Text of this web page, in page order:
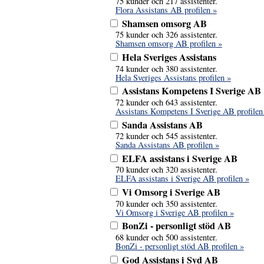
Flora Assistans AB profilen »
Shamsen omsorg AB
75 kunder och 326 assistenter.
Shamsen omsorg AB profilen »
Hela Sveriges Assistans
74 kunder och 380 assistenter.
Hela Sveriges Assistans profilen »
Assistans Kompetens I Sverige AB
72 kunder och 643 assistenter.
Assistans Kompetens I Sverige AB
Sanda Assistans AB
72 kunder och 545 assistenter.
Sanda Assistans AB profilen »
ELFA assistans i Sverige AB
70 kunder och 320 assistenter.
ELFA assistans i Sverige AB profilen »
Vi Omsorg i Sverige AB
70 kunder och 350 assistenter.
Vi Omsorg i Sverige AB profilen »
BonZi - personligt stöd AB
68 kunder och 500 assistenter.
BonZi - personligt stöd AB profilen »
God Assistans i Syd AB